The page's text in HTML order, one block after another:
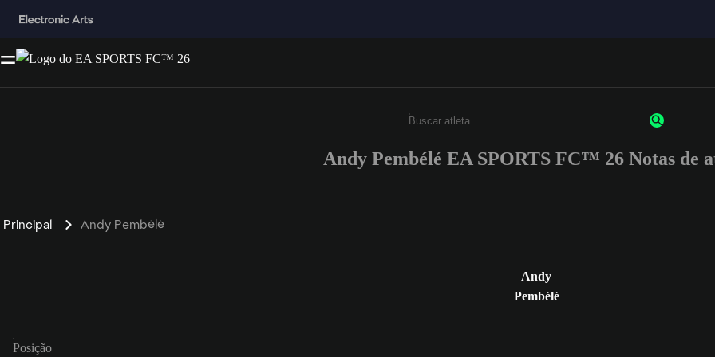
Insira pelo menos 3 caracteres ou números
Andy Pembélé EA SPORTS FC™ 26 Notas de
Principal Andy Pembélé
Andy
Pembélé
Posição